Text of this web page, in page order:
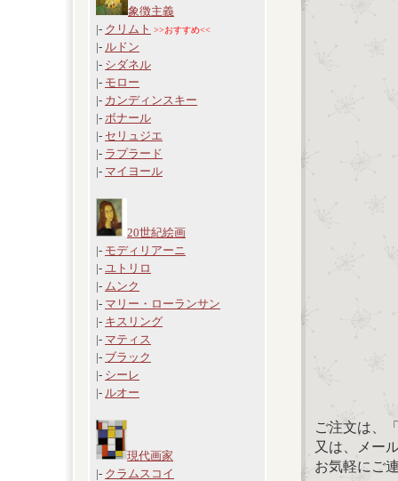
象徴主義
|- クリムト >>おすすめ<<
|- ルドン
|- シダネル
|- モロー
|- カンディンスキー
|- ボナール
|- セリュジエ
|- ラプラード
|- マイヨール
20世紀絵画
|- モディリアーニ
|- ユトリロ
|- ムンク
|- マリー・ローランサン
|- キスリング
|- マティス
|- ブラック
|- シーレ
|- ルオー
現代画家
|- クラムスコイ
ご注文は、
又は、メー
お気軽にご